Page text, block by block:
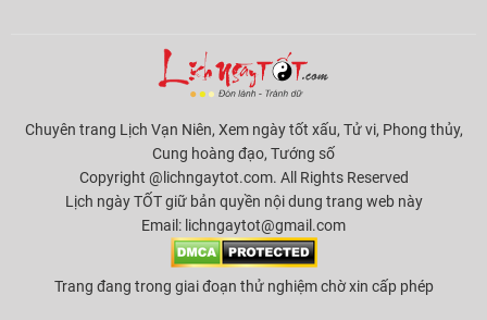
Chuyên trang Lịch Vạn Niên, Xem ngày tốt xấu, Tử vi, Phong thủy,
Cung hoàng đạo, Tướng số
Copyright @lichngaytot.com. All Rights Reserved
Lịch ngày TỐT giữ bản quyền nội dung trang web này
Email: lichngaytot@gmail.com
Trang đang trong giai đoạn thử nghiệm chờ xin cấp phép